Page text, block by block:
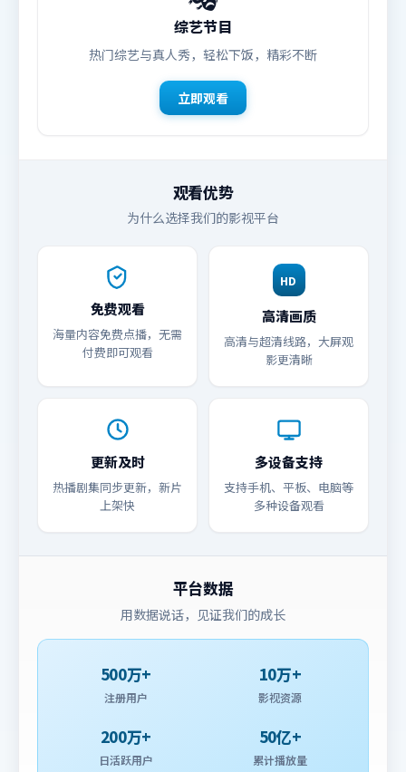
综艺节目
热门综艺与真人秀，轻松下饭，精彩不断
立即观看
观看优势
为什么选择我们的影视平台
免费观看
海量内容免费点播，无需
付费即可观看
HD
高清画质
高清与超清线路，大屏观
影更清晰
更新及时
热播剧集同步更新，新片
上架快
多设备支持
支持手机、平板、电脑等
多种设备观看
平台数据
用数据说话，见证我们的成长
500万+
注册用户
10万+
影视资源
200万+
日活跃用户
50亿+
累计播放量